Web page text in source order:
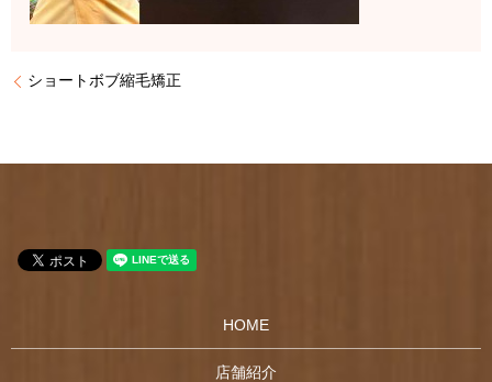
ショートボブ縮毛矯正
HOME
店舗紹介